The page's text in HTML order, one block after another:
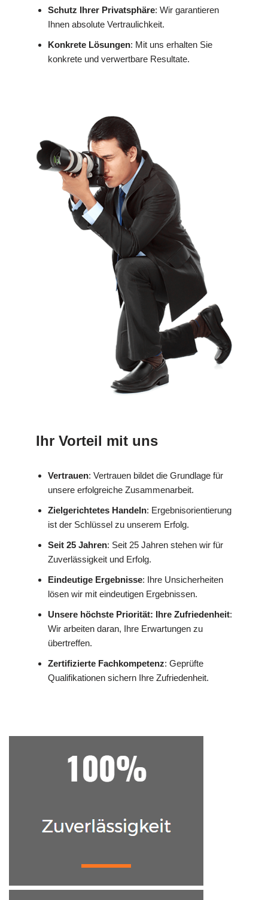
Schutz Ihrer Privatsphäre: Wir garantieren
Ihnen absolute Vertraulichkeit.
Konkrete Lösungen: Mit uns erhalten Sie
konkrete und verwertbare Resultate.
Ihr Vorteil mit uns
Vertrauen: Vertrauen bildet die Grundlage für
unsere erfolgreiche Zusammenarbeit.
Zielgerichtetes Handeln: Ergebnisorientierung
ist der Schlüssel zu unserem Erfolg.
Seit 25 Jahren: Seit 25 Jahren stehen wir für
Zuverlässigkeit und Erfolg.
Eindeutige Ergebnisse: Ihre Unsicherheiten
lösen wir mit eindeutigen Ergebnissen.
Unsere höchste Priorität: Ihre Zufriedenheit:
Wir arbeiten daran, Ihre Erwartungen zu
übertreffen.
Zertifizierte Fachkompetenz: Geprüfte
Qualifikationen sichern Ihre Zufriedenheit.